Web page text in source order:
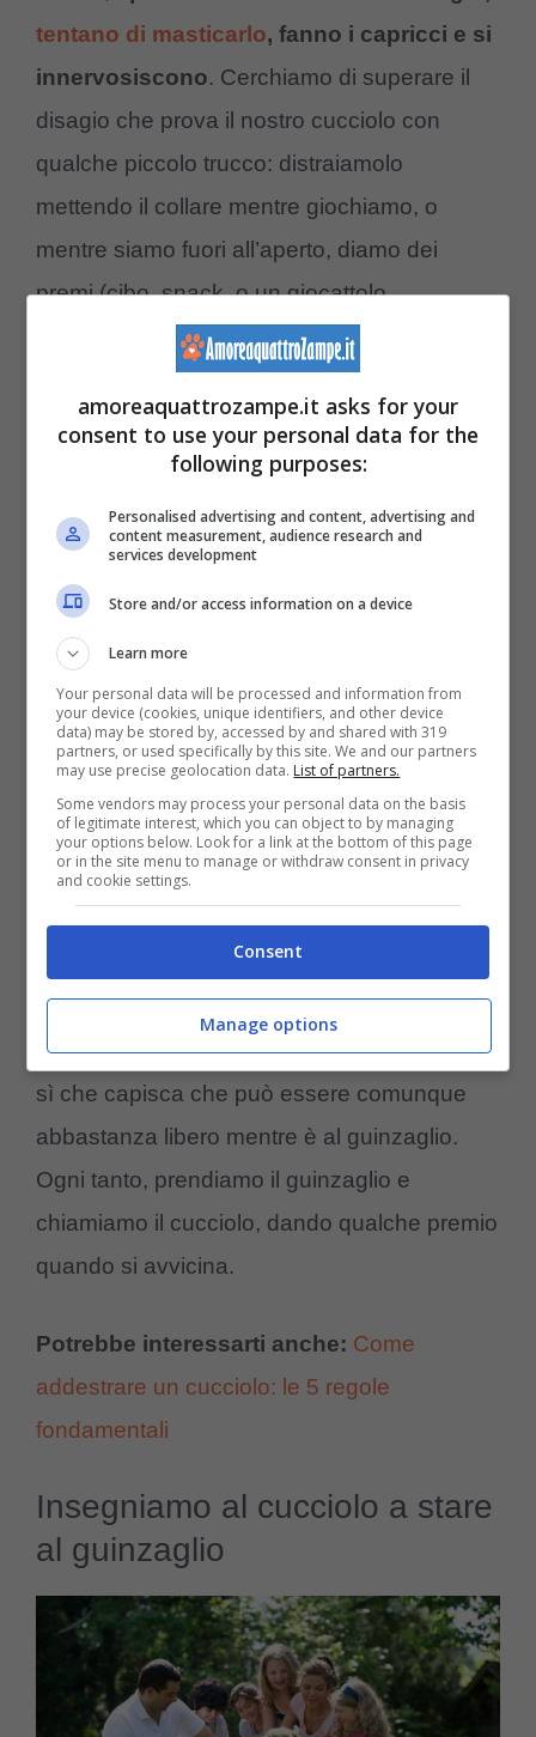
tentano di masticarlo, fanno i capricci e si
innervosiscono. Cerchiamo di superare il
disagio che prova il nostro cucciolo con
qualche piccolo trucco: distraiamolo
mettendo il collare mentre giochiamo, o
mentre siamo fuori all’aperto, diamo dei
premi (cibo, snack, o un giocattolo
particolarmente amato) per associare il
collare a qualcosa di positivo, e
collare non troppo stretto (deve aderire
senza dare fastidio).
Abituiamo il cucciolo al guinzaglio. Alcuni
cuccioli sembrano infastiditi moltissimo dal
pazzi
muovono. La prima volta che mettiamo il
guinzaglio,lasciamolo cadere in terra e
facciamo giocare il cucciolo, magari
mentre lo rincorre in giro.
Ovviamenteteniamo sempre sotto
controllo il cuccioloquando ha il
guinzaglio, per evitare che ci si aggrovigli.
Nel frattempo, giochiamo con lui e facciamo
sì che capisca che può essere comunque
abbastanza libero mentre è al guinzaglio.
Ogni tanto, prendiamo il guinzaglio e
chiamiamo il cucciolo, dando qualche premio
quando si avvicina.
Potrebbe interessarti anche: Come
addestrare un cucciolo: le 5 regole
fondamentali
Insegniamo al cucciolo a stare
al guinzaglio
amoreaquattrozampe.it asks for your
consent to use your personal data for the
following purposes:
Personalised advertising and content, advertising and
content measurement, audience research and
services development
Store and/or access information on a device
Learn more
Your personal data will be processed and information from
your device (cookies, unique identifiers, and other device
data) may be stored by, accessed by and shared with 319
partners, or used specifically by this site. We and our partners
may use precise geolocation data. List of partners.
Some vendors may process your personal data on the basis
of legitimate interest, which you can object to by managing
your options below. Look for a link at the bottom of this page
or in the site menu to manage or withdraw consent in privacy
and cookie settings.
Consent
Manage options